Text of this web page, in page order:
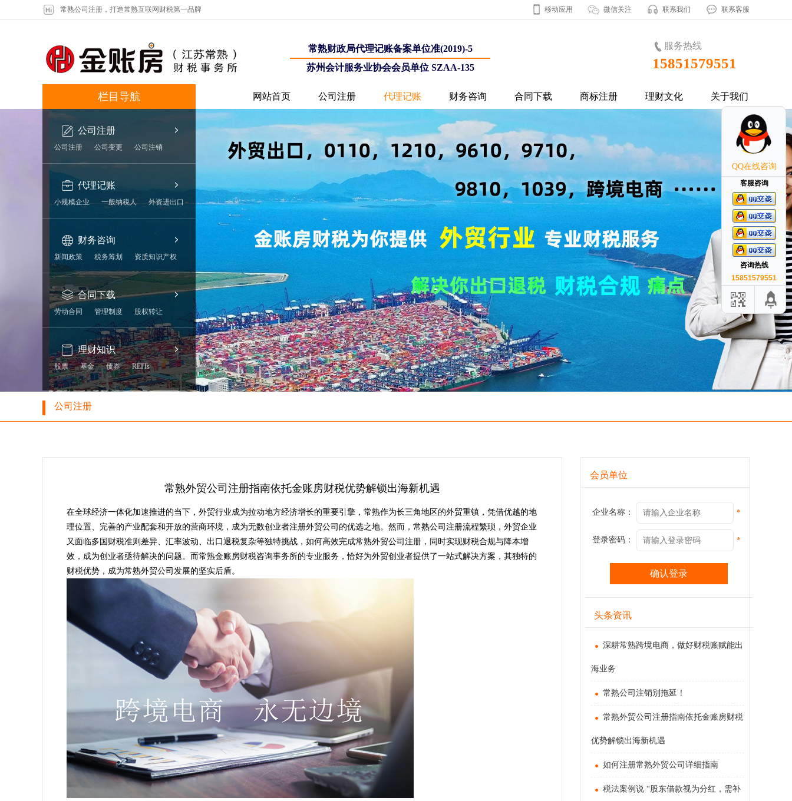
常熟公司注册，打造常熟互联网财税第一品牌 移动应用 微信关注 联系我们 联系客服
常熟财政局代理记账备案单位准(2019)-5
苏州会计服务业协会会员单位 SZAA-135
服务热线
15851579551
栏目导航 网站首页 公司注册 代理记账 财务咨询 合同下载 商标注册 理财文化 关于我们
公司注册
公司注册 公司变更 公司注销
代理记账
小规模企业 一般纳税人 外资进出口
财务咨询
新闻政策 税务筹划 资质知识产权
合同下载
劳动合同 管理制度 股权转让
理财知识
股票 基金 债券 REITs
公司注册
常熟外贸公司注册指南依托金账房财税优势解锁出海新机遇
在全球经济一体化加速推进的当下，外贸行业成为拉动地方经济增长的重要引擎，常熟作为长三角地区的外贸重镇，凭借优越的地
理位置、完善的产业配套和开放的营商环境，成为无数创业者注册外贸公司的优选之地。然而，常熟公司注册流程繁琐，外贸企业
又面临多国财税准则差异、汇率波动、出口退税复杂等独特挑战，如何高效完成常熟外贸公司注册，同时实现财税合规与降本增
效，成为创业者亟待解决的问题。而常熟金账房财税咨询事务所的专业服务，恰好为外贸创业者提供了一站式解决方案，其独特的
财税优势，成为常熟外贸公司发展的坚实后盾。
会员单位
企业名称： *
登录密码： *
头条资讯
深耕常熟跨境电商，做好财税账赋能出
海业务
常熟公司注销别拖延！
常熟外贸公司注册指南依托金账房财税
优势解锁出海新机遇
如何注册常熟外贸公司详细指南
税法案例说 “股东借款视为分红，需补
QQ在线咨询
客服咨询
咨询热线
15851579551